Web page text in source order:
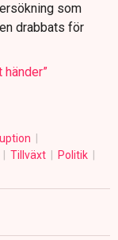
som
drabbats för
händer”
Tillväxt
Politik